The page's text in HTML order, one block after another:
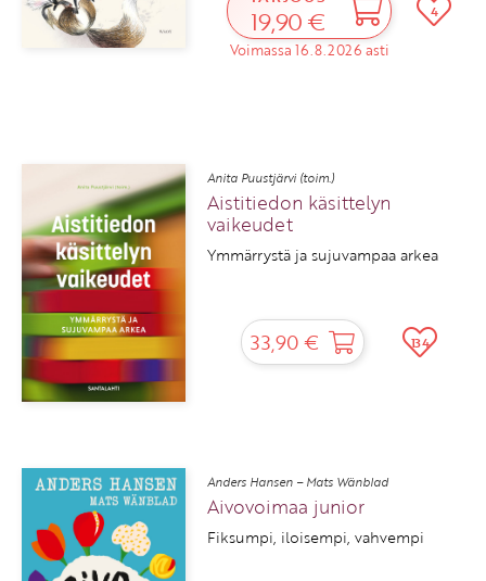
19,90 €
Voimassa 16.8.2026 asti
4
Anita Puustjärvi (toim.)
Aistitiedon käsittelyn
vaikeudet
Ymmärrystä ja sujuvampaa arkea
33,90 € 134
Anders Hansen – Mats Wänblad
Aivovoimaa junior
Fiksumpi, iloisempi, vahvempi